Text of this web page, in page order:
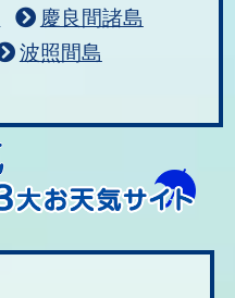
慶良間諸島
波照間島